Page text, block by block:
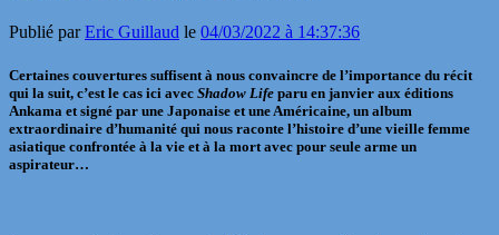
Publié parEric Guillaud le 04/03/2022 à 14:37:36
Certaines couvertures suffisent à nous convaincre de l’importance du récit
qui la suit, c’est le cas ici avec Shadow Life paru en janvier aux éditions
Ankama et signé par une Japonaise et une Américaine, un album
extraordinaire d’humanité qui nous raconte l’histoire d’une vieille femme
asiatique confrontée à la vie et à la mort avec pour seule arme un
aspirateur…